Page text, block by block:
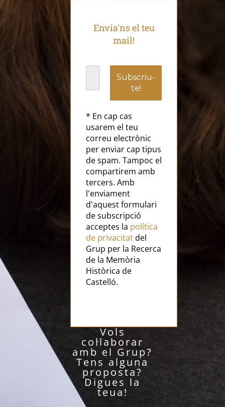
Envia'ns el teu
mail!
* En cap cas
usarem el teu
correu electrònic
per enviar cap tipus
de spam. Tampoc el
compartirem amb
tercers. Amb
l'enviament
d'aquest formulari
de subscripció
acceptes la política
de privacitatdel
Grup per la Recerca
de la Memòria
Històrica de
Castelló.
Vols
col·laborar
amb el Grup?
Tens alguna
proposta?
Digues la
teua!